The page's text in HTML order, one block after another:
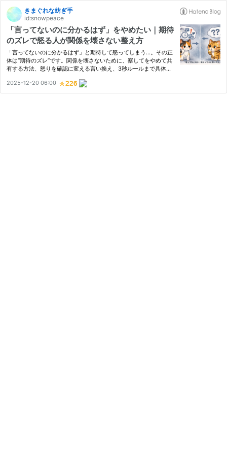
きまぐれな紡ぎ手
id:snowpeace
「言ってないのに分かるはず」をやめたい｜期待
のズレで怒る人が関係を壊さない整え方
「言ってないのに分かるはず」と期待して怒ってしまう…。その正
体は“期待のズレ”です。関係を壊さないために、察してをやめて共
有する方法、怒りを確認に変える言い換え、3秒ルールまで具体的
の表情がスッと冷めた。 心当たりがあるなら、あなたは“性格が悪
い…
2025-12-20 06:00